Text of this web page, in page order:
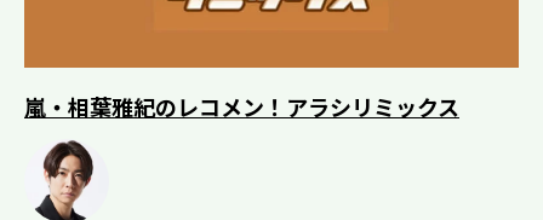
嵐・相葉雅紀のレコメン！アラシリミックス